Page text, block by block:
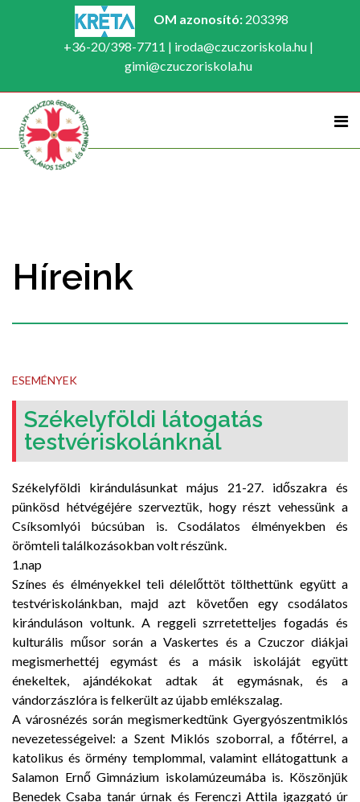
OM azonosító:203398
+36-20/398-7711 | iroda@czuczoriskola.hu |
gimi@czuczoriskola.hu
Híreink
ESEMÉNYEK
Székelyföldi látogatás
testvériskolánknál
Székelyföldi kirándulásunkat május 21-27. időszakra és
pünkösd hétvégéjére szerveztük, hogy részt vehessünk a
Csíksomlyói búcsúban is. Csodálatos élményekben és
örömteli találkozásokban volt részünk.
1.nap
Színes és élményekkel teli délelőttöt tölthettünk együtt a
testvériskolánkban, majd azt követően egy csodálatos
kiránduláson voltunk. A reggeli szrretetteljes fogadás és
kulturális műsor során a Vaskertes és a Czuczor diákjai
megismerhettéj egymást és a másik iskoláját együtt
énekeltek, ajándékokat adtak át egymásnak, és a
vándorzászlóra is felkerült az újabb emlékszalag.
A városnézés során megismerkedtünk Gyergyószentmiklós
nevezetességeivel: a Szent Miklós szoborral, a főtérrel, a
katolikus és örmény templommal, valamint ellátogattunk a
Salamon Ernő Gimnázium iskolamúzeumába is. Köszönjük
Benedek Csaba tanár úrnak és Ferenczi Attila igazgató úr